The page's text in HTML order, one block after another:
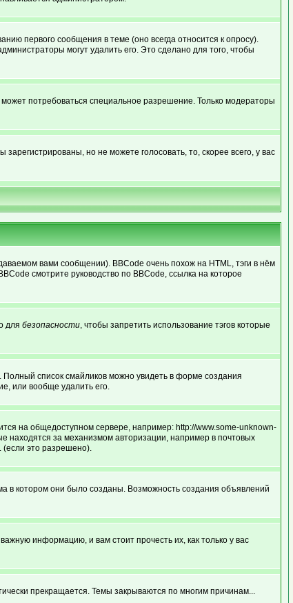
первого сообщения в теме (оно всегда относится к опросу).
могут удалить его. Это сделано для того, чтобы
потребоваться специальное разрешение. Только модераторы
но не можете голосовать, то, скорее всего, у вас
вами сообщении). BBCode очень похож на HTML, тэги в нём
смотрите руководство по BBCode, ссылка на которое
для безопасности, чтобы запретить использование тэгов которые
Полный список смайликов можно увидеть в форме создания
или вообще удалить его.
на общедоступном сервере, например: http://www.some-unknown-
находятся за механизмом авторизации, например в почтовых
(если это разрешено).
в котором они было созданы. Возможность создания объявлений
информацию, и вам стоит прочесть их, как только у вас
прекращается. Темы закрываются по многим причинам...